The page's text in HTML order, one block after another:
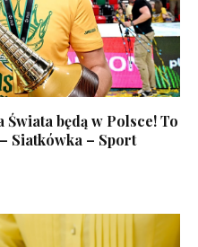
będą w Polsce! To
Siatkówka – Sport